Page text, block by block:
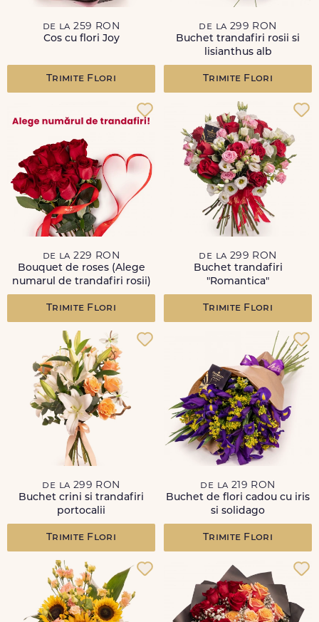
de la 259 RON
Cos cu flori Joy
Trimite Flori
de la 299 RON
Buchet trandafiri rosii si
lisianthus alb
Trimite Flori
de la 229 RON
Bouquet de roses (Alege
numarul de trandafiri rosii)
Trimite Flori
de la 299 RON
Buchet trandafiri
"Romantica"
Trimite Flori
de la 299 RON
Buchet crini si trandafiri
portocalii
Trimite Flori
de la 219 RON
Buchet de flori cadou cu iris
si solidago
Trimite Flori